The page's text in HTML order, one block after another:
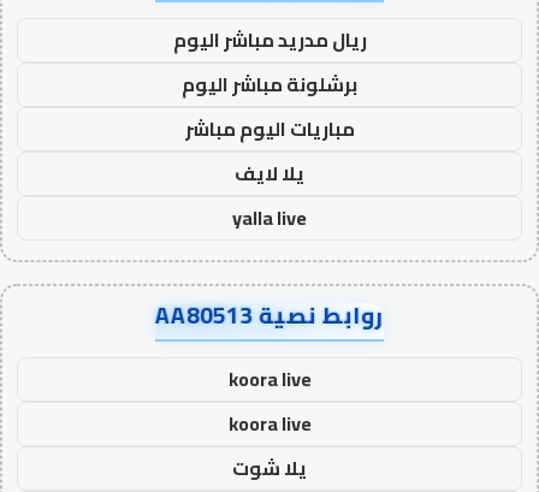
ريال مدريد مباشر اليوم
برشلونة مباشر اليوم
مباريات اليوم مباشر
يلا لايف
yalla live
روابط نصية AA80513
koora live
koora live
يلا شوت